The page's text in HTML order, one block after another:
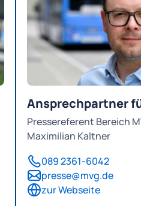
Ansprechpartner
Pressereferent Bereich
Maximilian Kaltner
089 2361-6042
presse@mvg.de
zur Webseite